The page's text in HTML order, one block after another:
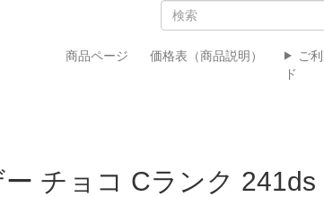
商品ページ 価格表（商品説明）
ご
ド
チョコ Cランク 241ds